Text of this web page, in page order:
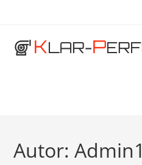
springen
Autor:Admin1